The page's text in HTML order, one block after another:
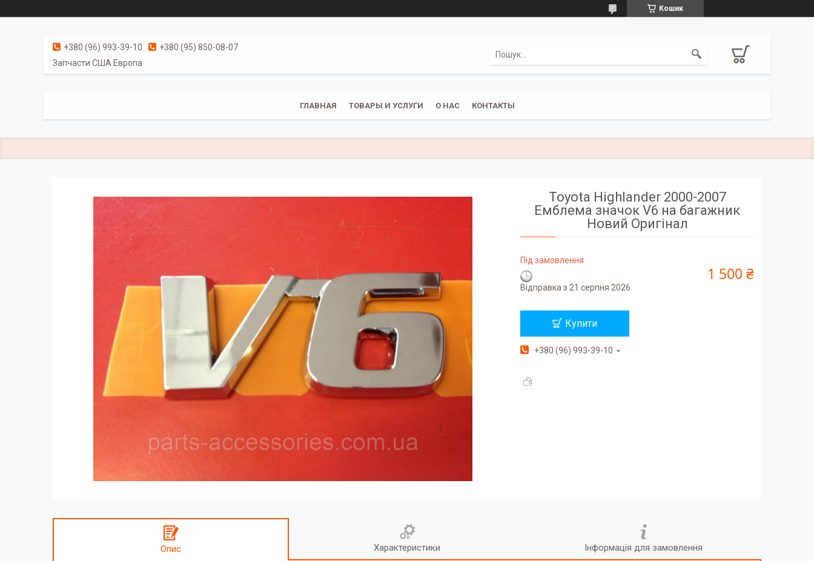
Кошик
+380 (96) 993-39-10
+380 (95) 850-08-07
Запчасти США Европа
ГЛАВНАЯ ТОВАРЫ И УСЛУГИ О НАС КОНТАКТЫ
Toyota Highlander 2000-2007
Емблема значок V6 на багажник
Новий Оригінал
Під замовлення
Відправка з 21 серпня 2026
1 500 ₴
Купити
+380 (96) 993-39-10
Опис Характеристики Інформація для замовлення